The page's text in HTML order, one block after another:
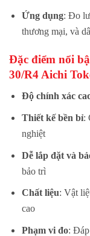
Ứng dụng: Đo
thương mại, và
Đặc điểm nổi
30/R4 Aichi
Độ chính xác
Thiết kế bền bỉ:
nghiệt
Dễ lắp đặt và
bảo trì
Chất liệu: Vật
cao
Phạm vi đo: Đáp